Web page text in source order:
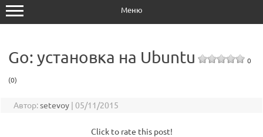
Меню
Go: установка на Ubuntu 0
(0)
Автор:setevoy | 05/11/2015
Click to rate this post!